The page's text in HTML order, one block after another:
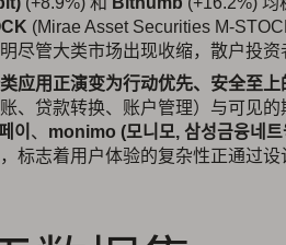
(Mirae Asset Securities M-
尽管大类市场出现收缩，散户投资
应用正演变为行动优先、安全至上
账、贷款转换、账户管理）与可见
이 、 monimo (모니모, 삼성금융네트
标志着用户体验的复杂性正通过设